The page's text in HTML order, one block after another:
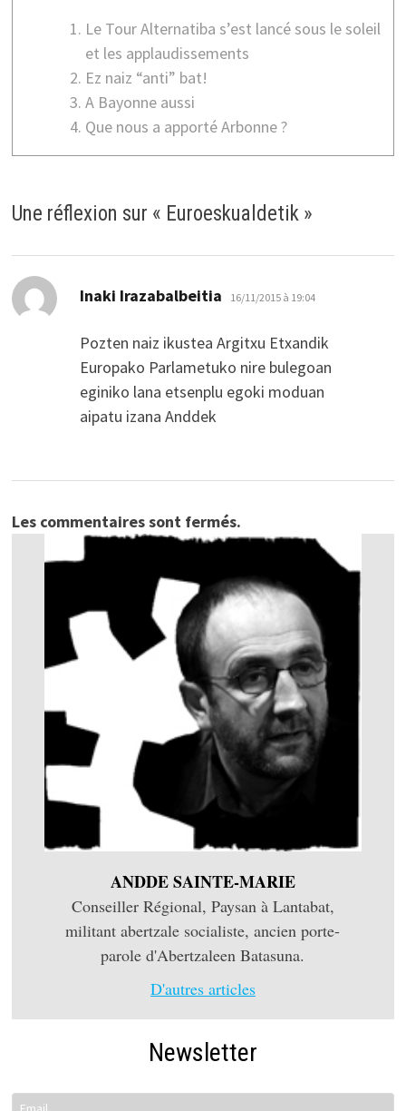
Le Tour Alternatiba s’est lancé sous le soleil
et les applaudissements
Ez naiz “anti” bat!
A Bayonne aussi
Que nous a apporté Arbonne ?
Une réflexion sur « Euroeskualdetik»
Inaki Irazabalbeitia dit :
16/11/2015 à 19:04
Pozten naiz ikustea Argitxu Etxandik
Europako Parlametuko nire bulegoan
eginiko lana etsenplu egoki moduan
aipatu izana Anddek
Les commentaires sont fermés.
ANDDE SAINTE-MARIE
Conseiller Régional, Paysan à Lantabat,
militant abertzale socialiste, ancien porte-
parole d'Abertzaleen Batasuna.
D'autres articles
Newsletter